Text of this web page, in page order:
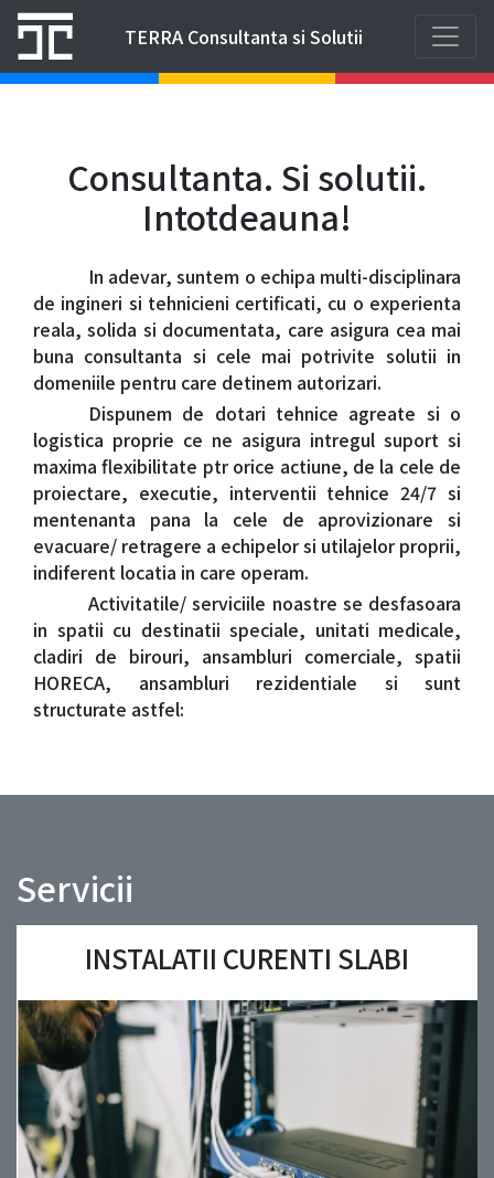
TERRA Consultanta si Solutii
Consultanta. Si solutii.
Intotdeauna!
In adevar, suntem o echipa multi-disciplinara
de ingineri si tehnicieni certificati, cu o experienta
reala, solida si documentata, care asigura cea mai
buna consultanta si cele mai potrivite solutii in
domeniile pentru care detinem autorizari.
Dispunem de dotari tehnice agreate si o
logistica proprie ce ne asigura intregul suport si
maxima flexibilitate ptr orice actiune, de la cele de
proiectare, executie, interventii tehnice 24/7 si
mentenanta pana la cele de aprovizionare si
evacuare/ retragere a echipelor si utilajelor proprii,
indiferent locatia in care operam.
Activitatile/ serviciile noastre se desfasoara
in spatii cu destinatii speciale, unitati medicale,
cladiri de birouri, ansambluri comerciale, spatii
HORECA, ansambluri rezidentiale si sunt
structurate astfel:
Servicii
INSTALATII CURENTI SLABI